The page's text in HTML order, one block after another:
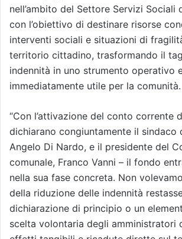
nell’ambito del Settore Servizi Sociali
con l’obiettivo di destinare risorse
interventi sociali e situazioni di
territorio cittadino, trasformando il
indennità in uno strumento operativo
immediatamente utile per la comunità.
“Con l’attivazione del conto corrente
dichiarano congiuntamente il sindaco
Angelo Di Nardo, e il presidente del
comunale, Franco Vanni – il fondo
nella sua fase concreta. Non
della riduzione delle indennità
dichiarazione di principio o un
scelta volontaria degli amministratori